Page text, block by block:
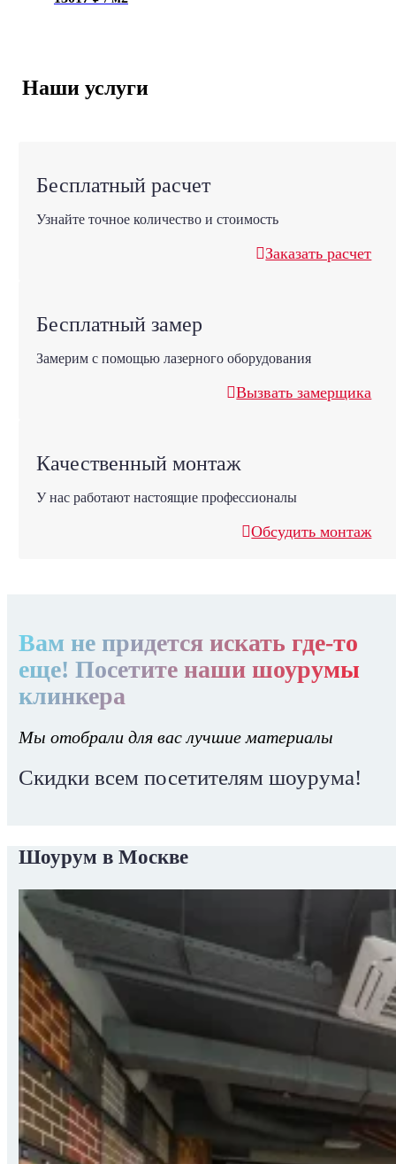
Наши услуги
Бесплатный расчет
Узнайте точное количество и стоимость
Заказать расчет
Бесплатный замер
Замерим с помощью лазерного оборудования
Вызвать замерщика
Качественный монтаж
У нас работают настоящие профессионалы
Обсудить монтаж
Вам не придется искать где-то
еще! Посетите наши шоурумы
клинкера
Мы отобрали для вас лучшие материалы
Скидки всем посетителям шоурума!
Шоурум в Москве